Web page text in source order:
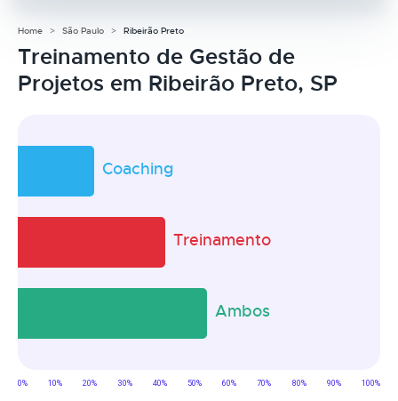
Home São Paulo Ribeirão Preto
Treinamento de Gestão de
Projetos em Ribeirão Preto, SP